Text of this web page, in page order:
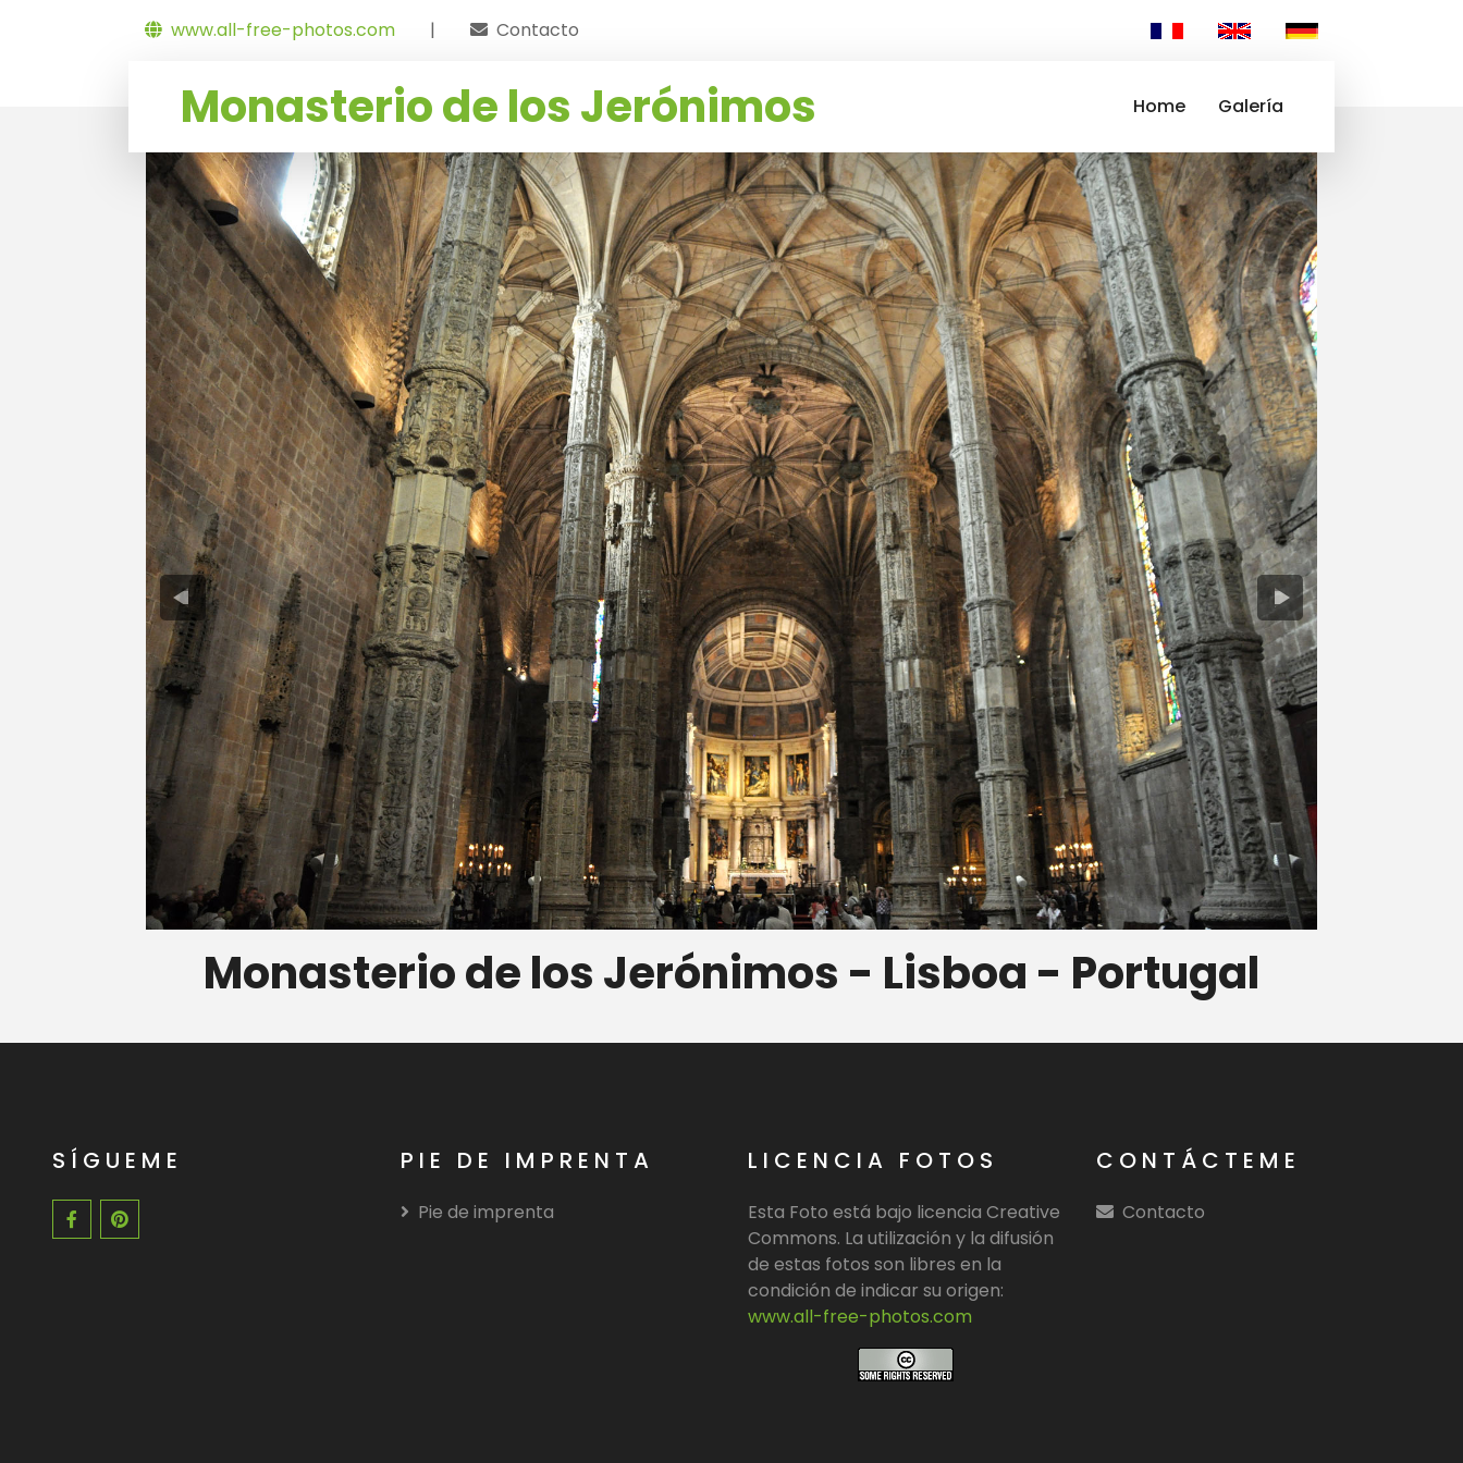
www.all-free-photos.com | Contacto
Monasterio de los Jerónimos Home Galería
Monasterio de los Jerónimos - Lisboa - Portugal
SÍGUEME PIE DE IMPRENTA
Pie de imprenta
LICENCIA FOTOS
Esta Foto está bajo licencia Creative
Commons. La utilización y la difusión
de estas fotos son libres en la
condición de indicar su origen:
www.all-free-photos.com
CONTÁCTEME
Contacto